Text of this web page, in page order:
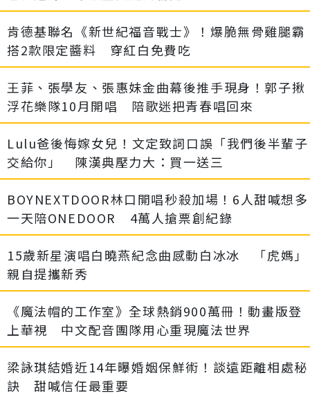
肯德基聯名《新世紀福音戰士》！爆脆無骨雞腿霸
搭2款限定醬料 穿紅白免費吃
王菲、張學友、張惠妹金曲幕後推手現身！郭子揪
浮花樂隊10月開唱 陪歌迷把青春唱回來
Lulu爸後悔嫁女兒！文定致詞口誤「我們後半輩子
交給你」 陳漢典壓力大：買一送三
BOYNEXTDOOR林口開唱秒殺加場！6人甜喊想多
一天陪ONEDOOR 4萬人搶票創紀錄
15歲新星演唱白曉燕紀念曲感動白冰冰 「虎媽」
親自提攜新秀
《魔法帽的工作室》全球熱銷900萬冊！動畫版登
上華視 中文配音團隊用心重現魔法世界
梁詠琪結婚近14年曝婚姻保鮮術！談遠距離相處秘
訣 甜喊信任最重要